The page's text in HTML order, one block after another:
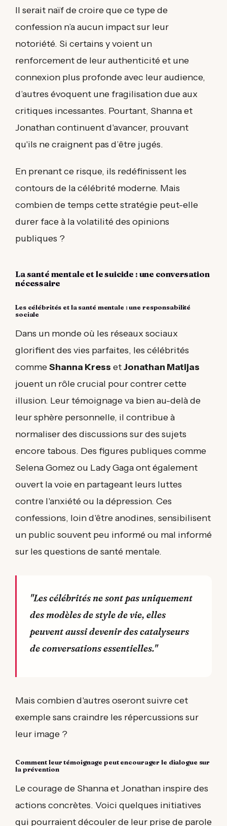
Il serait naïf de croire que ce type de
confession n’a aucun impact sur leur
notoriété. Si certains y voient un
renforcement de leur authenticité et une
connexion plus profonde avec leur audience,
d’autres évoquent une fragilisation due aux
critiques incessantes. Pourtant, Shanna et
Jonathan continuent d'avancer, prouvant
qu'ils ne craignent pas d’être jugés.
En prenant ce risque, ils redéfinissent les
contours de la célébrité moderne. Mais
combien de temps cette stratégie peut-elle
durer face à la volatilité des opinions
publiques ?
La santé mentale et le suicide : une conversation
nécessaire
Les célébrités et la santé mentale : une responsabilité
sociale
Dans un monde où les réseaux sociaux
glorifient des vies parfaites, les célébrités
commeShanna Kress etJonathan Matijas
jouent un rôle crucial pour contrer cette
illusion. Leur témoignage va bien au-delà de
leur sphère personnelle, il contribue à
normaliser des discussions sur des sujets
encore tabous. Des figures publiques comme
Selena Gomez ou Lady Gaga ont également
ouvert la voie en partageant leurs luttes
contre l'anxiété ou la dépression. Ces
confessions, loin d'être anodines, sensibilisent
un public souvent peu informé ou mal informé
sur les questions de santé mentale.
"Les célébrités ne sont pas uniquement
des modèles de style de vie, elles
peuvent aussi devenir des catalyseurs
de conversations essentielles."
Mais combien d'autres oseront suivre cet
exemple sans craindre les répercussions sur
leur image ?
Comment leur témoignage peut encourager le dialogue sur
la prévention
Le courage de Shanna et Jonathan inspire des
actions concrètes. Voici quelques initiatives
qui pourraient découler de leur prise de parole